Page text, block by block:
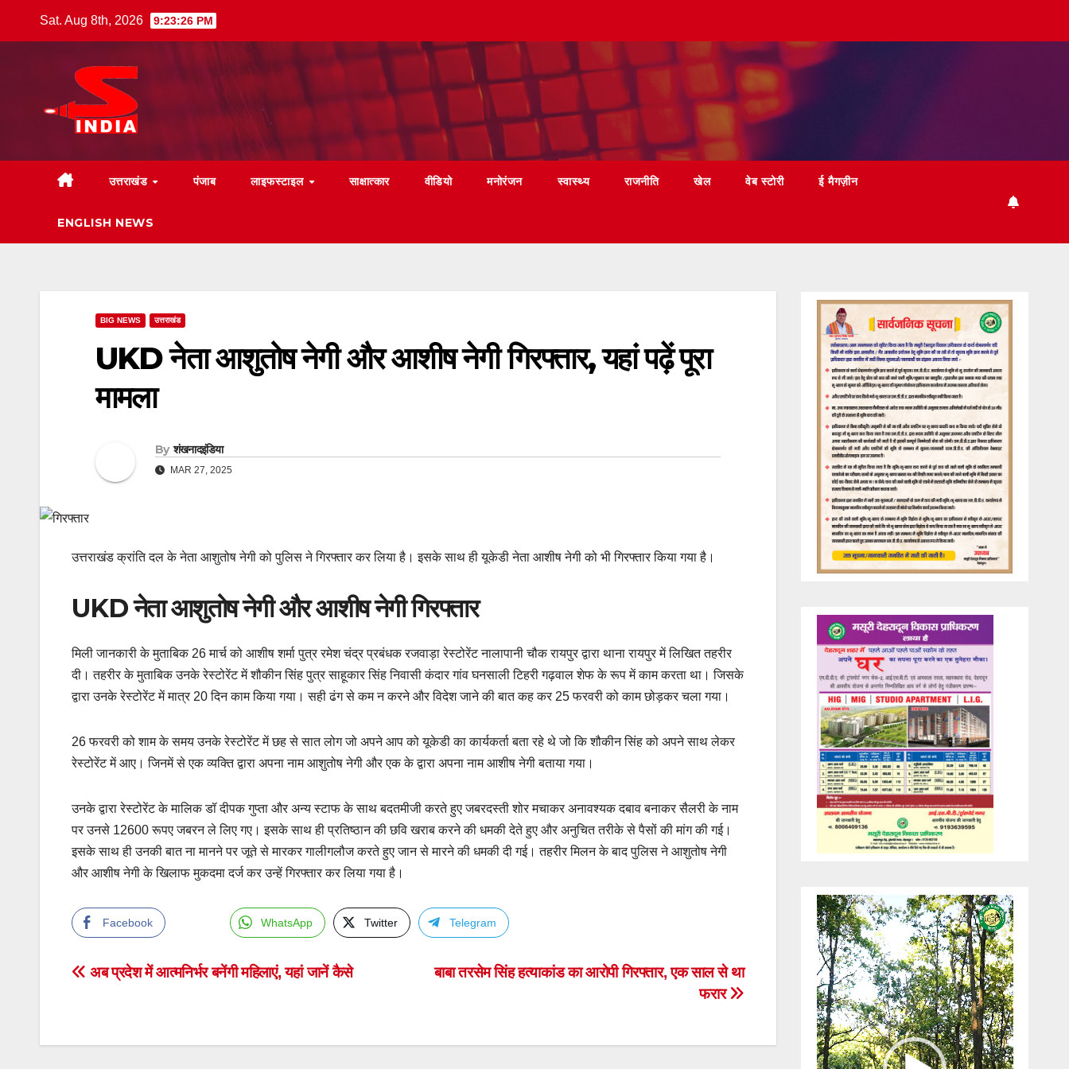
Sat. Aug 8th, 2026 9:23:28 PM
उत्तराखंड पंजाब लाइफस्टाइल साक्षात्कार वीडियो मनोरंजन स्वास्थ्य राजनीति खेल वेब स्टोरी ई मैगज़ीन
ENGLISH NEWS
BIG NEWS उत्तराखंड
UKD नेता आशुतोष नेगी और आशीष नेगी गिरफ्तार, यहां पढ़ें पूरा
मामला
By शंखनादइंडिया
MAR 27, 2025
उत्तराखंड क्रांति दल के नेता आशुतोष नेगी को पुलिस ने गिरफ्तार कर लिया है। इसके साथ ही यूकेडी नेता आशीष नेगी को भी गिरफ्तार किया गया है।
UKD नेता आशुतोष नेगी और आशीष नेगी गिरफ्तार
मिली जानकारी के मुताबिक 26 मार्च को आशीष शर्मा पुत्र रमेश चंद्र प्रबंधक रजवाड़ा रेस्टोरेंट नालापानी चौक रायपुर द्वारा थाना रायपुर में लिखित तहरीर
दी। तहरीर के मुताबिक उनके रेस्टोरेंट में शौकीन सिंह पुत्र साहूकार सिंह निवासी कंदार गांव घनसाली टिहरी गढ़वाल शेफ के रूप में काम करता था। जिसके
द्वारा उनके रेस्टोरेंट में मात्र 20 दिन काम किया गया। सही ढंग से कम न करने और विदेश जाने की बात कह कर 25 फरवरी को काम छोड़कर चला गया।
26 फरवरी को शाम के समय उनके रेस्टोरेंट में छह से सात लोग जो अपने आप को यूकेडी का कार्यकर्ता बता रहे थे जो कि शौकीन सिंह को अपने साथ लेकर
रेस्टोरेंट में आए। जिनमें से एक व्यक्ति द्वारा अपना नाम आशुतोष नेगी और एक के द्वारा अपना नाम आशीष नेगी बताया गया।
उनके द्वारा रेस्टोरेंट के मालिक डॉ दीपक गुप्ता और अन्य स्टाफ के साथ बदतमीजी करते हुए जबरदस्ती शोर मचाकर अनावश्यक दबाव बनाकर सैलरी के नाम
पर उनसे 12600 रूपए जबरन ले लिए गए। इसके साथ ही प्रतिष्ठान की छवि खराब करने की धमकी देते हुए और अनुचित तरीके से पैसों की मांग की गई।
इसके साथ ही उनकी बात ना मानने पर जूते से मारकर गालीगलौज करते हुए जान से मारने की धमकी दी गई। तहरीर मिलन के बाद पुलिस ने आशुतोष नेगी
और आशीष नेगी के खिलाफ मुकदमा दर्ज कर उन्हें गिरफ्तार कर लिया गया है।
Facebook WhatsApp Twitter Telegram
Post
बाबा तरसेम सिंह हत्याकांड का आरोपी गिरफ्तार, एक साल से था
फरार
अब प्रदेश में आत्मनिर्भर बनेंगी महिलाएं, यहां जानें कैसे
Video
Player